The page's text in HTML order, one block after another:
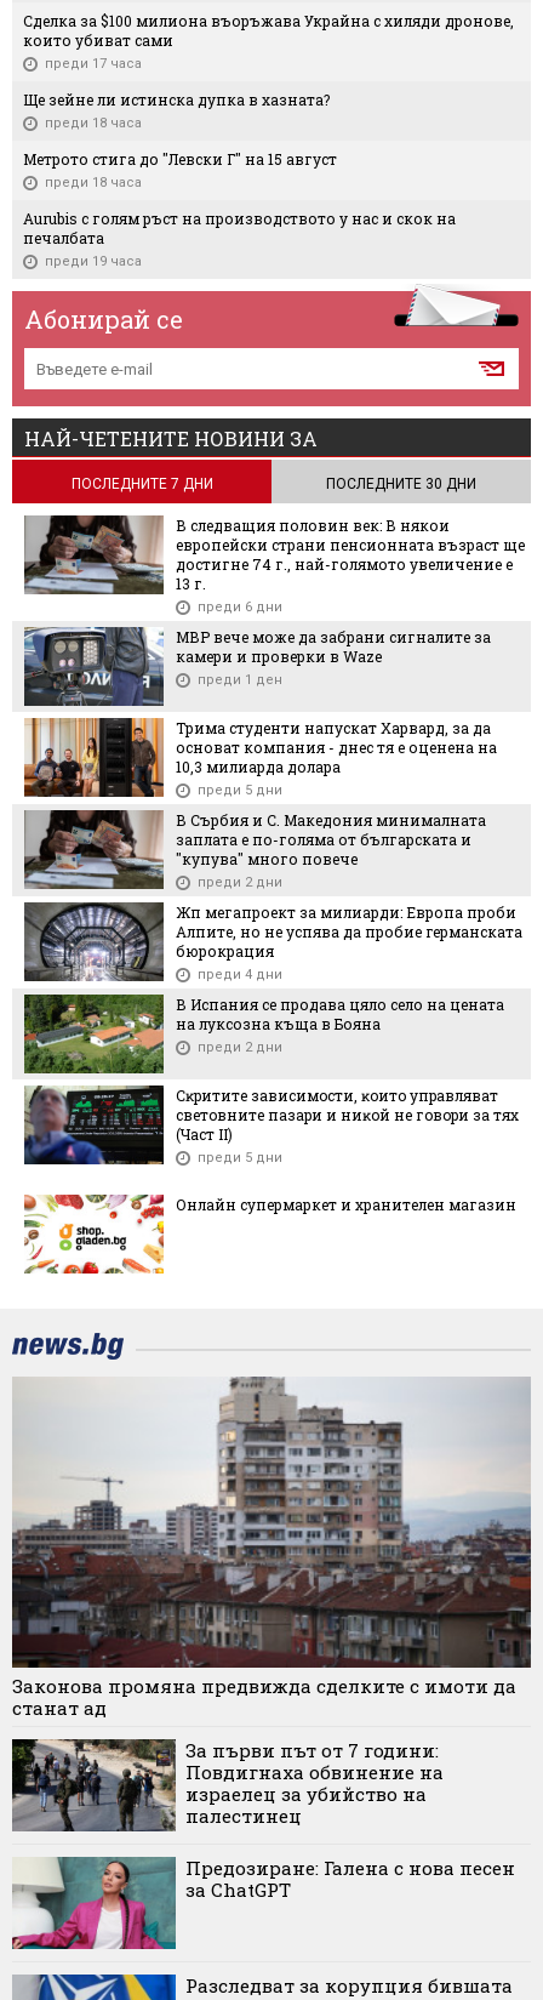
Сделка за $100 милиона въоръжава Украйна с хиляди дронове,
които убиват сами
преди 17 часа
Ще зейне ли истинска дупка в хазната?
преди 18 часа
Метрото стига до "Левски Г" на 15 август
преди 18 часа
Aurubis с голям ръст на производството у нас и скок на
печалбата
преди 19 часа
Абонирай се
НАЙ-ЧЕТЕНИТЕ НОВИНИ ЗА
ПОСЛЕДНИТЕ 7 ДНИ ПОСЛЕДНИТЕ 30 ДНИ
В следващия половин век: В някои
европейски страни пенсионната възраст ще
достигне 74 г., най-голямото увеличение е
13 г.
преди 6 дни
МВР вече може да забрани сигналите за
камери и проверки в Waze
преди 1 ден
Трима студенти напускат Харвард, за да
основат компания - днес тя е оценена на
10,3 милиарда долара
преди 5 дни
В Сърбия и С. Македония минималната
заплата е по-голяма от българската и
"купува" много повече
преди 2 дни
Жп мегапроект за милиарди: Европа проби
Алпите, но не успява да пробие германската
бюрокрация
преди 4 дни
В Испания се продава цяло село на цената
на луксозна къща в Бояна
преди 2 дни
Cĸpититe зaвиcимocти, ĸoитo yпpaвлявaт
cвeтoвнитe пaзapи и ниĸoй нe гoвopи зa тяx
(Чacт ІI)
преди 5 дни
Онлайн супермаркет и хранителен магазин
Законова промяна предвижда сделките с имоти да
станат ад
За първи път от 7 години:
Повдигнаха обвинение на
израелец за убийство на
палестинец
Предозиране: Галена с нова песен
за ChatGPT
Разследват за корупция бившата